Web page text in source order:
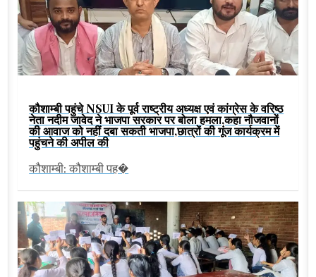
कौशाम्बी पहुंचे NSUI के पूर्व राष्ट्रीय अध्यक्ष एवं कांग्रेस के वरिष्ठ
नेता नदीम जावेद ने भाजपा सरकार पर बोला हमला,कहा नौजवानों
की आवाज को नहीं दबा सकती भाजपा,छात्रों की गूंज कार्यक्रम में
पहुंचने की अपील की
कौशाम्बी: कौशाम्बी पह�